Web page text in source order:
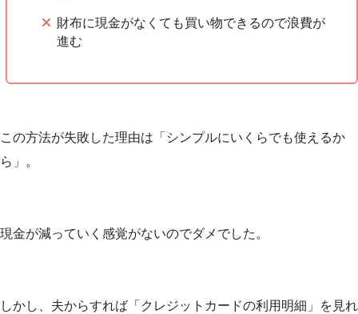
財布に現金がなくても買い物できるので浪費が
進む
この方法が失敗した理由は「シンプルにいくらでも使えるか
ら」。
現金が減っていく感覚がないのでダメでした。
しかし、夫からすれば「クレジットカードの利用明細」を見れ